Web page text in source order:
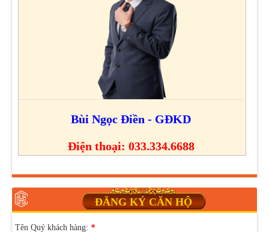
Bùi Ngọc Điền - GĐKD
Điện thoại: 033.334.6688
ĐĂNG KÝ CĂN HỘ
Tên Quý khách hàng: *